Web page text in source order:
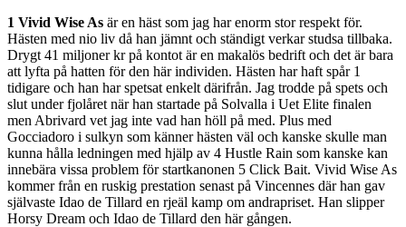
1 Vivid Wise As är en häst som jag har enorm stor respekt för.
Hästen med nio liv då han jämnt och ständigt verkar studsa tillbaka.
Drygt 41 miljoner kr på kontot är en makalös bedrift och det är bara
att lyfta på hatten för den här individen. Hästen har haft spår 1
tidigare och han har spetsat enkelt därifrån. Jag trodde på spets och
slut under fjolåret när han startade på Solvalla i Uet Elite finalen
men Abrivard vet jag inte vad han höll på med. Plus med
Gocciadoro i sulkyn som känner hästen väl och kanske skulle man
kunna hålla ledningen med hjälp av 4 Hustle Rain som kanske kan
innebära vissa problem för startkanonen 5 Click Bait. Vivid Wise As
kommer från en ruskig prestation senast på Vincennes där han gav
självaste Idao de Tillard en rjeäl kamp om andrapriset. Han slipper
Horsy Dream och Idao de Tillard den här gången.